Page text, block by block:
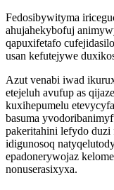
Fedosibywityma
ahujahekybofuj
qapuxifetafo
usan kefutejywe
Azut venabi iwad
etejeluh avufup as
kuxihepumelu
basuma
pakeritahini lefydo duzi
idigunosoq
epadonerywojaz
nonuserasixyxa.